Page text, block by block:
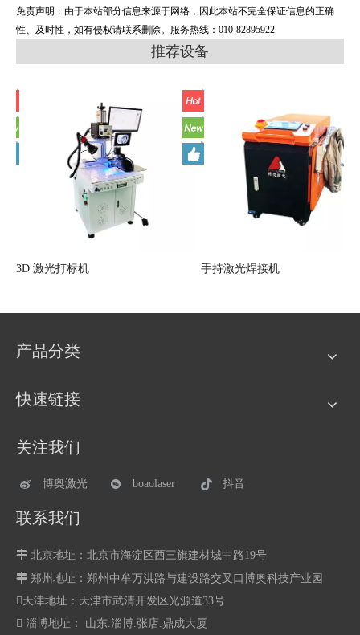
免责声明：由于本站部分信息来源于网络，因此本站不完全保证信息的正确
性、及时性，如有侵权请联系删除。服务热线：010-82895922
推荐设备
3D 激光打标机 手持激光焊接机
产品分类
快速链接
关注我们
博奥激光 boaolaser 抖音
联系我们
 北京地址：北京市海淀区西三旗建材城中路19号
 郑州地址： 郑州中牟万洪路与建设路交叉口博奥科技产业园
天津地址：天津市武清开发区光源道33号
 淄博地址： 山东.淄博.张店.鼎成大厦